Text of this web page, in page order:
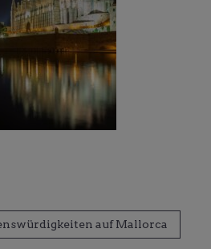
auf Mallorca